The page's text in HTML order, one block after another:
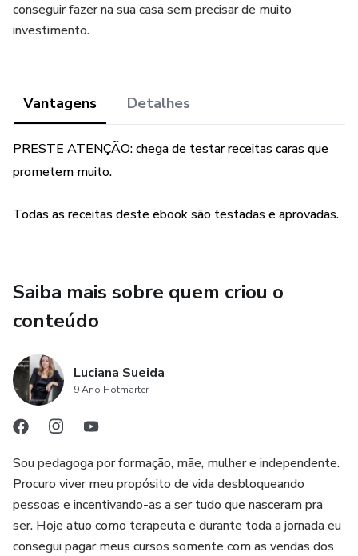
conseguir fazer na sua casa sem precisar de muito
investimento.
Vantagens Detalhes
PRESTE ATENÇÃO: chega de testar receitas caras que
prometem muito.
Todas as receitas deste ebook são testadas e aprovadas.
Saiba mais sobre quem criou o
conteúdo
Luciana Sueida
9 Ano Hotmarter
Sou pedagoga por formação, mãe, mulher e independente.
Procuro viver meu propósito de vida desbloqueando
pessoas e incentivando-as a ser tudo que nasceram pra
ser. Hoje atuo como terapeuta e durante toda a jornada eu
consegui pagar meus cursos somente com as vendas dos